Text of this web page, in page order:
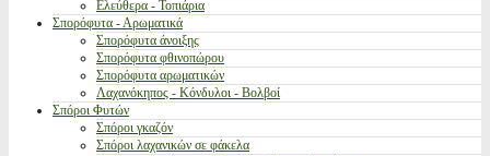
Ελεύθερα - Τοπιάρια
Σπορόφυτα - Αρωματικά
Σπορόφυτα άνοιξης
Σπορόφυτα φθινοπώρου
Σπορόφυτα αρωματικών
Λαχανόκηπος - Κόνδυλοι - Βολβοί
Σπόροι Φυτών
Σπόροι γκαζόν
Σπόροι λαχανικών σε φάκελα